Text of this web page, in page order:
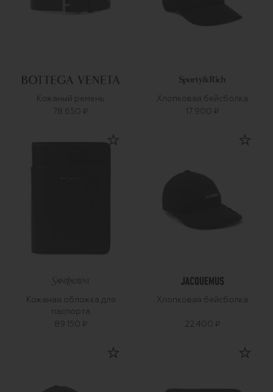
Кожаный ремень
78 650 ₽
Хлопковая бейсболка
17 900 ₽
Кожаная обложка для
паспорта
89 150 ₽
Хлопковая бейсболка
22 400 ₽